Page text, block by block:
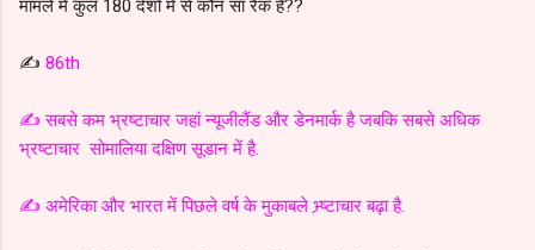
मामले में कुल 180 देशों में से कौन सा रैंक है??
✍️ 86th
✍️ सबसे कम भ्रष्टाचार जहां न्यूजीलैंड और डेनमार्क है जबकि सबसे अधिक
भ्रष्टाचार सोमालिया दक्षिण सूडान में है.
✍️ अमेरिका और भारत में पिछले वर्ष के मुकाबले भ्र्ष्टाचार बढ़ा है.